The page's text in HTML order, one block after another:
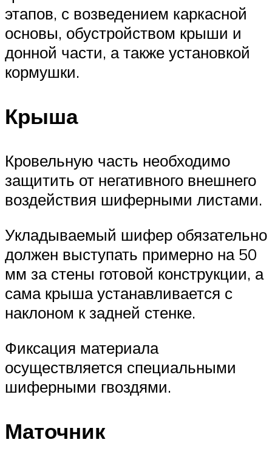
этапов, с возведением каркасной
основы, обустройством крыши и
донной части, а также установкой
кормушки.
Крыша
Кровельную часть необходимо
защитить от негативного внешнего
воздействия шиферными листами.
Укладываемый шифер обязательно
должен выступать примерно на 50
мм за стены готовой конструкции, а
сама крыша устанавливается с
наклоном к задней стенке.
Фиксация материала
осуществляется специальными
шиферными гвоздями.
Маточник